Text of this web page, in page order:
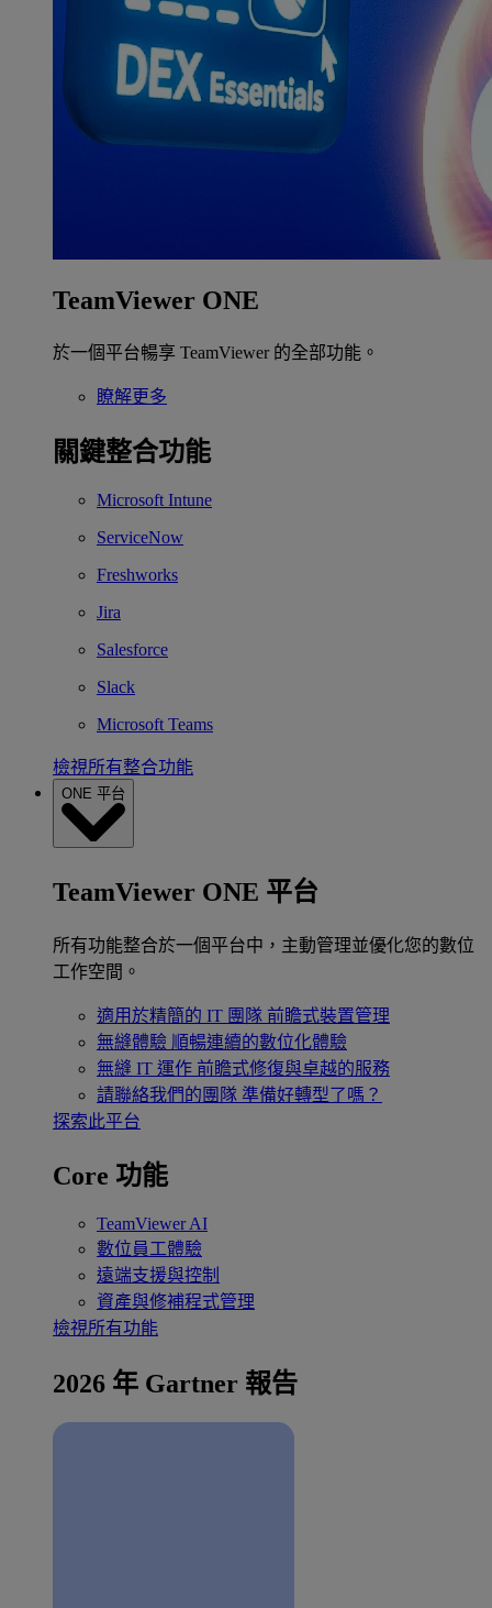
TeamViewer ONE
於一個平台暢享 TeamViewer 的全部功能。
瞭解更多
關鍵整合功能
Microsoft Intune
ServiceNow
Freshworks
Jira
Salesforce
Slack
Microsoft Teams
檢視所有整合功能
ONE 平台
TeamViewer ONE 平台
所有功能整合於一個平台中，主動管理並優化您的數位
工作空間。
適用於精簡的 IT 團隊 前瞻式裝置管理
無縫體驗 順暢連續的數位化體驗
無縫 IT 運作 前瞻式修復與卓越的服務
請聯絡我們的團隊 準備好轉型了嗎？
探索此平台
Core 功能
TeamViewer AI
數位員工體驗
遠端支援與控制
資產與修補程式管理
檢視所有功能
2026 年 Gartner 報告